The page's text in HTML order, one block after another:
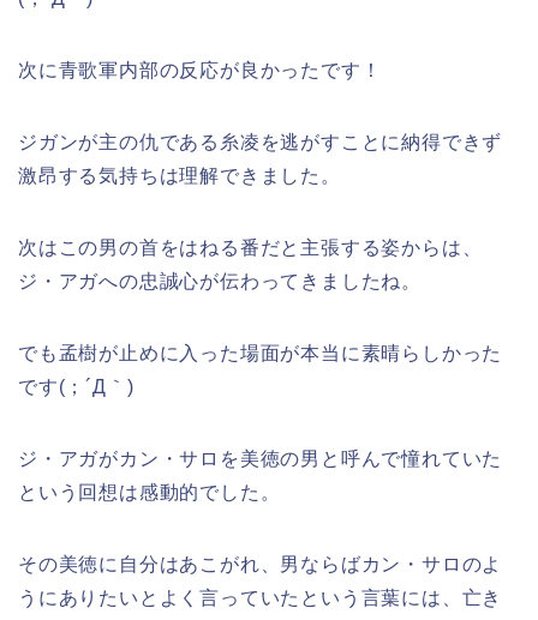
次に青歌軍内部の反応が良かったです！
ジガンが主の仇である糸凌を逃がすことに納得できず
激昂する気持ちは理解できました。
次はこの男の首をはねる番だと主張する姿からは、
ジ・アガへの忠誠心が伝わってきましたね。
でも孟樹が止めに入った場面が本当に素晴らしかった
です(；´Д｀)
ジ・アガがカン・サロを美徳の男と呼んで憧れていた
という回想は感動的でした。
その美徳に自分はあこがれ、男ならばカン・サロのよ
うにありたいとよく言っていたという言葉には、亡き